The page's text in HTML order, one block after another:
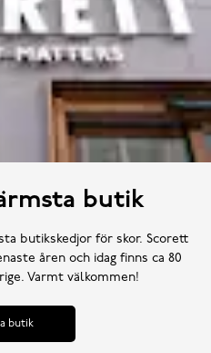
butik
butikskedjor för skor. Scorett
åren och idag finns ca 80
Varmt välkommen!
butik